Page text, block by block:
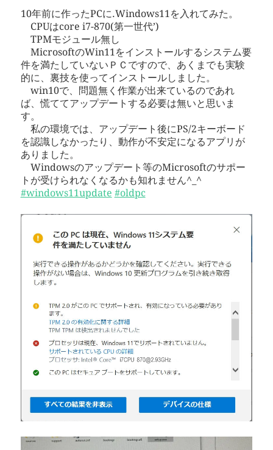
10年前に作ったPCに.Windows11を入れてみた。
CPUはcore i7-870(第一世代’)
TPMモジュール無し
MicrosoftのWin11をインストールするシステム要
件を満たしていないＰＣですので、あくまでも実験
的に、裏技を使ってインストールしました。
win10で、問題無く作業が出来ているのであれ
ば、慌ててアップデートする必要は無いと思いま
す。
私の環境では、アップデート後にPS/2キーボード
を認識しなかったり、動作が不安定になるアプリが
ありました。
Windowsのアップデート等のMicrosoftのサポー
トが受けられなくなるかも知れません^_^
#windows11update #oldpc